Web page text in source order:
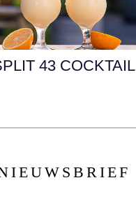
43 COCKTAIL